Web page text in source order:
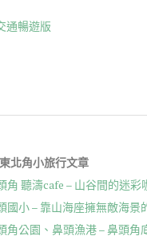
通暢遊版
北角小旅行文章
角 聽濤cafe – 山谷間的迷
國小 – 靠山海座擁無敵海景
角公園、鼻頭漁港 – 鼻頭